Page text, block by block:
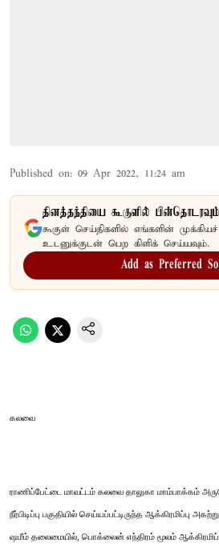
Published on: 09 Apr 2022, 11:24 am
தினத்தந்தியை கூகுளில் பின்தொடரவும்
கூகுள் செய்திகளில் எங்களின்
உடனுக்குடன் பெற கிளிக் செய்யவும்.
Add as Preferred
கலவை
ராணிப்பேட்டை மாவட்டம் கலவை தாலுகா மாம்பாக்கம்
நீர்பிடிப்பு பகுதியில் செய்யப்பட்டிருந்த ஆக்கிரமிப்பு
ஷமீம் தலைமையில், பொக்லைன் எந்திரம் மூலம்